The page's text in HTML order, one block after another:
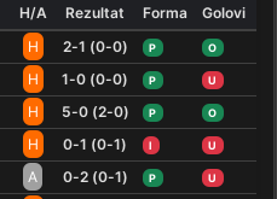
H/A Rezultat Forma
Golovi
H 2-1 (0-0) P O
H 1-0 (0-0) P U
H 5-0 (2-0) P O
H 0-1 (0-1) I U
A 0-2 (0-1) P U